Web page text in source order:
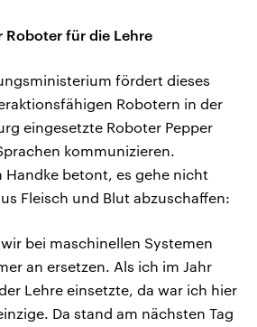
für die Lehre
fördert dieses
Robotern in der
eingesetzte Roboter Pepper
kommunizieren.
Handke betont, es gehe nicht
Fleisch und Blut abzuschaffen:
wir bei maschinellen Systemen
an ersetzen. Als ich im Jahr
Lehre einsetzte, da war ich hier
Da stand am nächsten Tag